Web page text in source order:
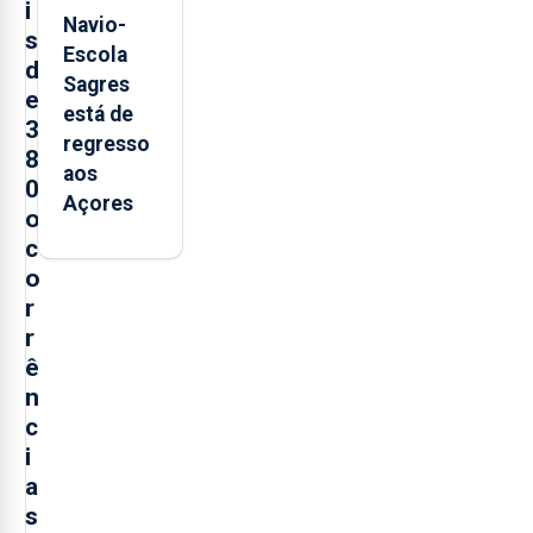
i
s
d
e
3
8
0
o
c
o
r
r
ê
n
c
i
a
s
Navio-
Escola
Sagres
está de
regresso
aos
Açores